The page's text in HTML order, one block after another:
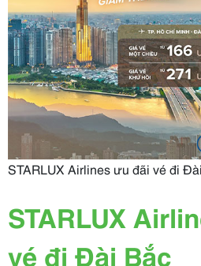
STARLUX Airlines ưu đãi vé đi
STARLUX
vé đi Đài Bắc